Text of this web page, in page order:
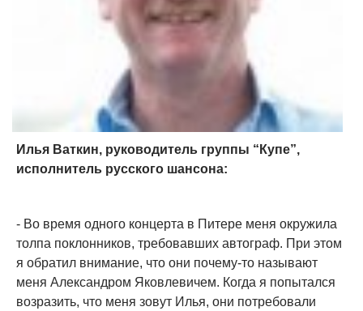
Илья Ваткин, руководитель группы “Купе”,
исполнитель русского шансона:
- Во время одного концерта в Питере меня окружила
толпа поклонников, требовавших автограф. При этом
я обратил внимание, что они почему-то называют
меня Александром Яковлевичем. Когда я попытался
возразить, что меня зовут Илья, они потребовали